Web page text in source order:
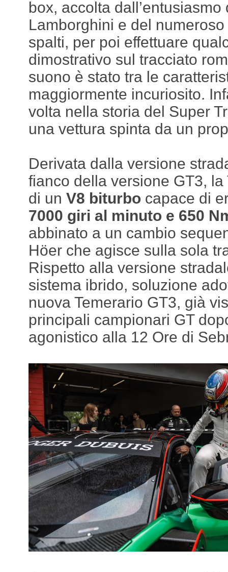
box, accolta
Lamborghini e del
spalti, per poi effettuare
dimostrativo sul tracciato
suono è stato tra le
maggiormente incuriosito.
volta nella storia del Super
una vettura spinta da un
Derivata dalla versione
fianco della versione GT3,
di un V8 biturbo capace di
7000 giri al minuto e 650
abbinato a un cambio
Höer che agisce sulla sola
Rispetto alla versione
sistema ibrido, soluzione
nuova Temerario GT3, già
principali campionari GT
agonistico alla 12 Ore di